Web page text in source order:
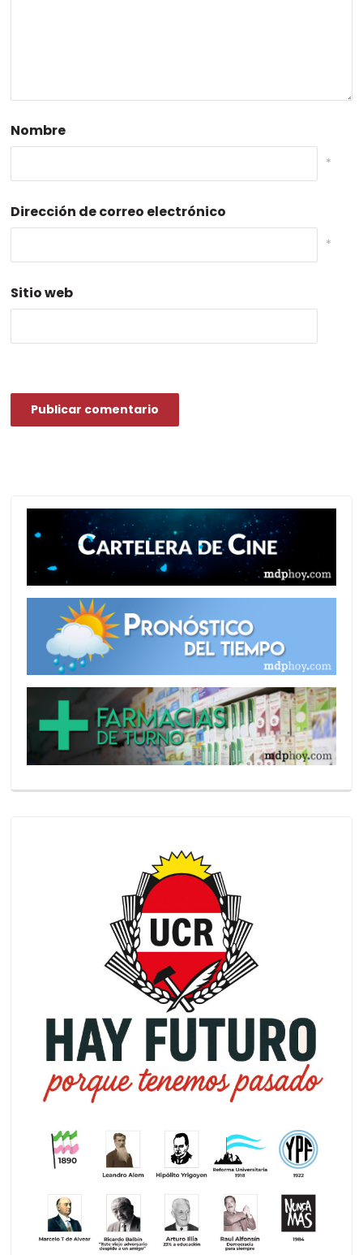
Nombre
*
Dirección de correo electrónico
*
Sitio web